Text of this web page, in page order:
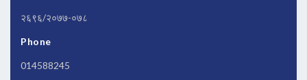
२६९६/२०७७-०७८
Phone
014588245